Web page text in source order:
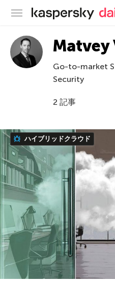
カ
Go-to-market
Security
2 記事
ハイブリッドクラウド